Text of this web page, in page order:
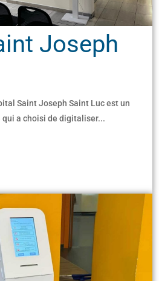
Joseph
Saint Joseph Saint Luc est un
a choisi de digitaliser...